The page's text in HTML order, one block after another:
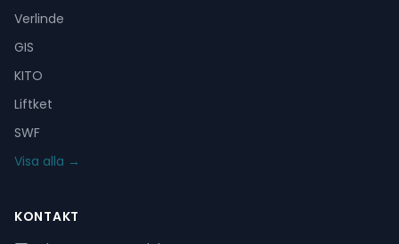
Verlinde
GIS
KITO
Liftket
SWF
Visa alla →
KONTAKT